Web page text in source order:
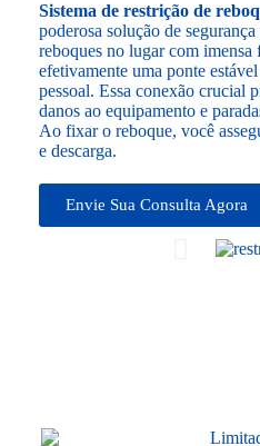
Sistema de restrição de
poderosa solução de
reboques no lugar com imensa
efetivamente uma ponte
pessoal. Essa conexão crucial
danos ao equipamento e
Ao fixar o reboque, você
e descarga.
Envie Sua Consulta Agora